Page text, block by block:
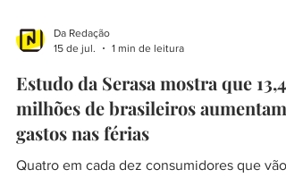
15 de jul.
1 min de leitura
Estudo da Serasa mostra que 13,4
milhões de brasileiros aumentam
gastos nas férias